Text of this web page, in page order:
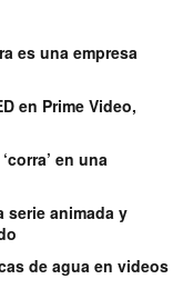
es una empresa
en Prime Video,
en una
serie animada y
de agua en videos